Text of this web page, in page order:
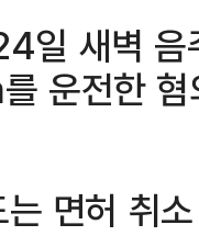
일 새벽
운전한 혐
는 면허 취